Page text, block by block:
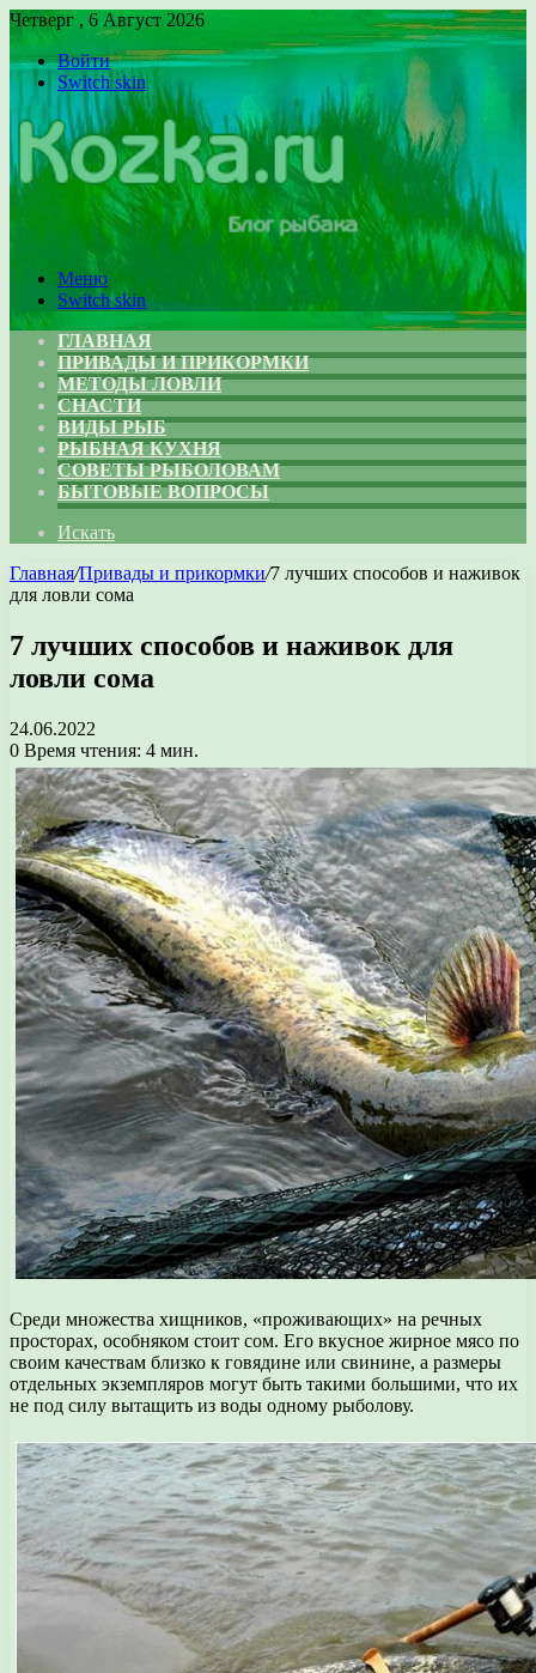
Четверг , 6 Август 2026
Войти
Switch skin
Меню
Switch skin
ГЛАВНАЯ
ПРИВАДЫ И ПРИКОРМКИ
МЕТОДЫ ЛОВЛИ
СНАСТИ
ВИДЫ РЫБ
РЫБНАЯ КУХНЯ
СОВЕТЫ РЫБОЛОВАМ
БЫТОВЫЕ ВОПРОСЫ
Искать
Главная/Привады и прикормки/7 лучших способов и наживок
для ловли сома
7 лучших способов и наживок для
ловли сома
24.06.2022
0 Время чтения: 4 мин.
Среди множества хищников, «проживающих» на речных
просторах, особняком стоит сом. Его вкусное жирное мясо по
своим качествам близко к говядине или свинине, а размеры
отдельных экземпляров могут быть такими большими, что их
не под силу вытащить из воды одному рыболову.